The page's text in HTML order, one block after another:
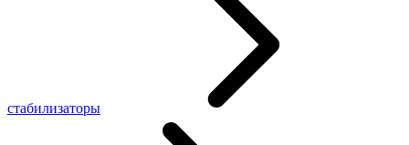
стабилизаторы